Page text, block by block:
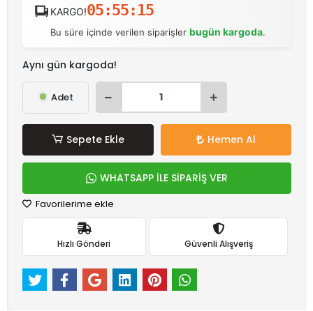
KARGO!05:55:15
Bu süre içinde verilen siparişlerbugün kargoda.
Aynı gün kargoda!
Adet
Sepete Ekle Hemen Al
WHATSAPP İLE SİPARİŞ VER
Favorilerime ekle
Hızlı Gönderi Güvenli Alışveriş